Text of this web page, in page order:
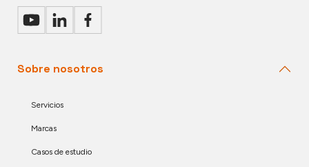
Sobre nosotros
Servicios
Marcas
Casos de estudio